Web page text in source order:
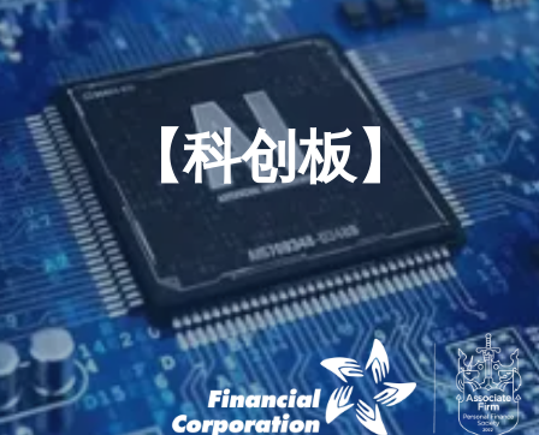
【科创板】